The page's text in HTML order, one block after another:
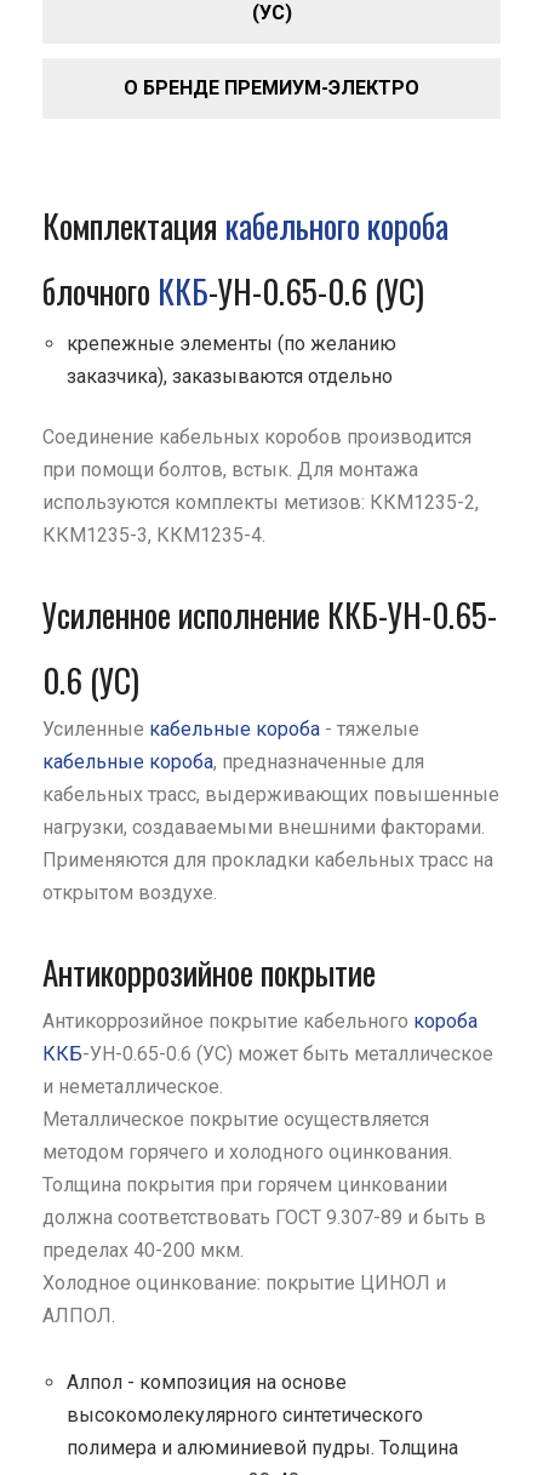
(УС)
О БРЕНДЕ ПРЕМИУМ-ЭЛЕКТРО
Комплектация кабельного короба
блочного ККБ-УН-0.65-0.6 (УС)
крепежные элементы (по желанию
заказчика), заказываются отдельно
Соединение кабельных коробов производится
при помощи болтов, встык. Для монтажа
используются комплекты метизов: ККМ1235-2,
ККМ1235-3, ККМ1235-4.
Усиленное исполнение ККБ-УН-0.65-
0.6 (УС)
Усиленные кабельные короба - тяжелые
кабельные короба, предназначенные для
кабельных трасс, выдерживающих повышенные
нагрузки, создаваемыми внешними факторами.
Применяются для прокладки кабельных трасс на
открытом воздухе.
Антикоррозийное покрытие
Антикоррозийное покрытие кабельного короба
ККБ-УН-0.65-0.6 (УС) может быть металлическое
и неметаллическое.
Металлическое покрытие осуществляется
методом горячего и холодного оцинкования.
Толщина покрытия при горячем цинковании
должна соответствовать ГОСТ 9.307-89 и быть в
пределах 40-200 мкм.
Холодное оцинкование: покрытие ЦИНОЛ и
АЛПОЛ.
Алпол - композиция на основе
высокомолекулярного синтетического
полимера и алюминиевой пудры. Толщина